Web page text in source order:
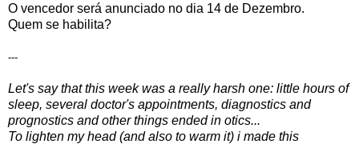
O vencedor será anunciado no dia 14 de Dezembro.
Quem se habilita?
---
Let's say that this week was a really harsh one: little hours of
sleep, several doctor's appointments, diagnostics and
prognostics and other things ended in otics...
To lighten my head (and also to warm it) i made this